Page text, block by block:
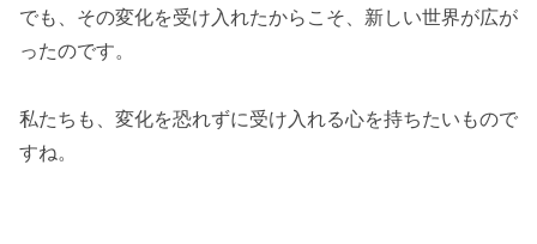
でも、その変化を受け入れたからこそ、新しい世界が広が
ったのです。
私たちも、変化を恐れずに受け入れる心を持ちたいもので
すね。